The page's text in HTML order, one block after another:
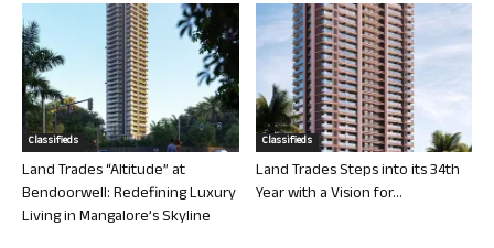
Classifieds
Land Trades “Altitude” at
Bendoorwell: Redefining Luxury
Living in Mangalore’s Skyline
Classifieds
Land Trades Steps into its 34th
Year with a Vision for...